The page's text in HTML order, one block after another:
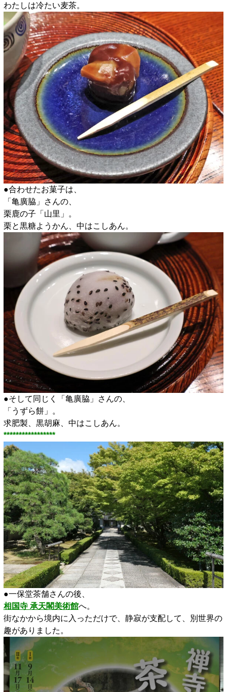
わたしは冷たい麦茶。
●合わせたお菓子は、
「亀廣脇」さんの、
栗鹿の子「山里」。
栗と黒糖ようかん、中はこしあん。
●そして同じく「亀廣脇」さんの、
「うずら餅」。
求肥製、黒胡麻、中はこしあん。
*****************
●一保堂茶舗さんの後、
相国寺 承天閣美術館へ。
街なかから境内に入っただけで、静寂が支配して、別世界の
趣がありました。